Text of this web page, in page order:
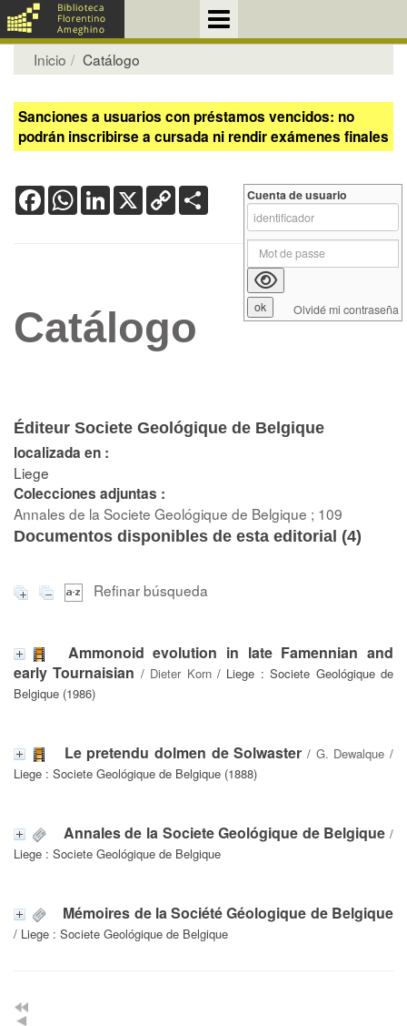
Inicio Catálogo
Sanciones a usuarios con préstamos vencidos: no
podrán inscribirse a cursada ni rendir exámenes finales
FacebookWhatsApp
LinkedIn
X Copy
Link
Catálogo
Éditeur Societe Geológique de Belgique
localizada en :
Liege
Colecciones adjuntas :
Annales de la Societe Geológique de Belgique ; 109
Documentos disponibles de esta editorial (4)
Refinar búsqueda
Ammonoid evolution in late Famennian and
early Tournaisian / Dieter Korn/ Liege : Societe Geológique de
Belgique (1986)
Le pretendu dolmen de Solwaster / G. Dewalque /
Liege : Societe Geológique de Belgique (1888)
Annales de la Societe Geológique de Belgique /
Liege : Societe Geológique de Belgique
Mémoires de la Société Géologique de Belgique
/ Liege : Societe Geológique de Belgique
Cuenta de usuario
Olvidé mi contraseña